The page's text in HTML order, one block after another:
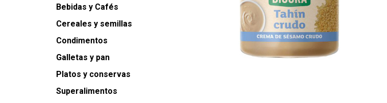
Bebidas y Cafés
Cereales y semillas
Condimentos
Galletas y pan
Platos y conservas
Superalimentos